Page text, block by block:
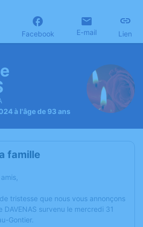
Facebook E-mail Lien
à l'âge de 93 ans
famille
tristesse que nous vous annonçons
DAVENAS survenu le mercredi 31
Gontier.